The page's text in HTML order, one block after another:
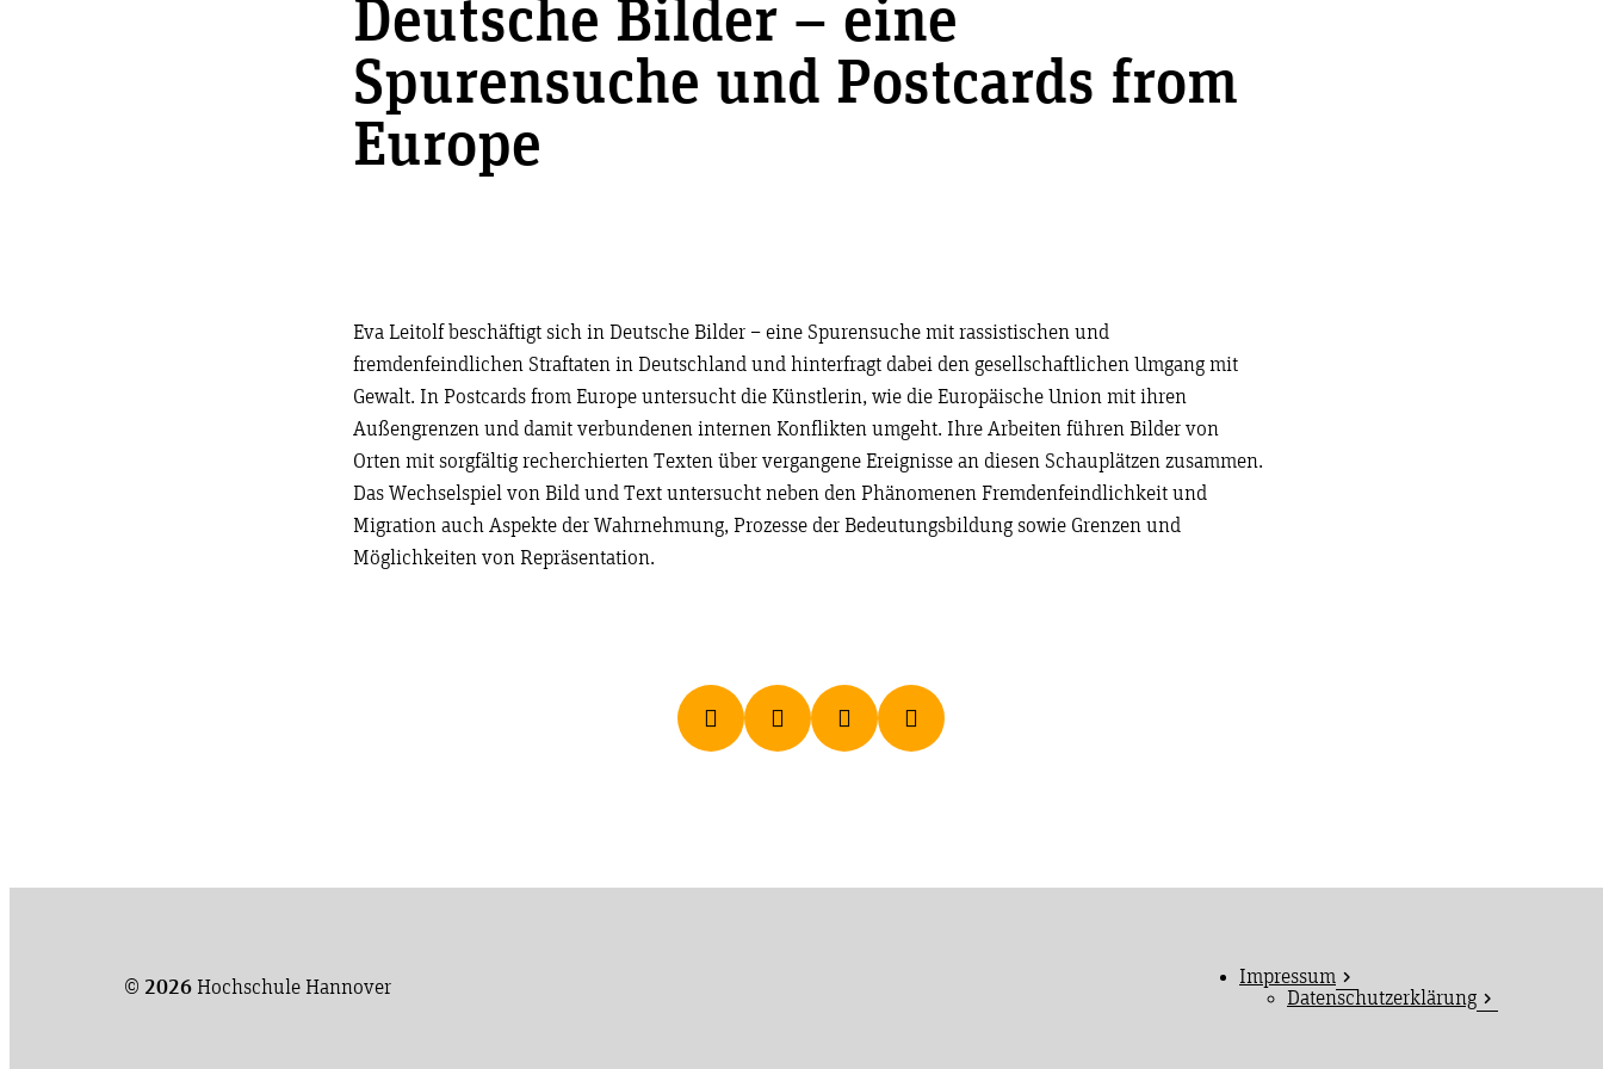
Deutsche Bilder – eine
Spurensuche und Postcards from
Europe
Eva Leitolf beschäftigt sich in Deutsche Bilder – eine Spurensuche mit rassistischen und
fremdenfeindlichen Straftaten in Deutschland und hinterfragt dabei den gesellschaftlichen Umgang mit
Gewalt. In Postcards from Europe untersucht die Künstlerin, wie die Europäische Union mit ihren
Außengrenzen und damit verbundenen internen Konflikten umgeht. Ihre Arbeiten führen Bilder von
Orten mit sorgfältig recherchierten Texten über vergangene Ereignisse an diesen Schauplätzen zusammen.
Das Wechselspiel von Bild und Text untersucht neben den Phänomenen Fremdenfeindlichkeit und
Migration auch Aspekte der Wahrnehmung, Prozesse der Bedeutungsbildung sowie Grenzen und
Möglichkeiten von Repräsentation.
© 2026 Hochschule Hannover
Impressum
Datenschutzerklärung